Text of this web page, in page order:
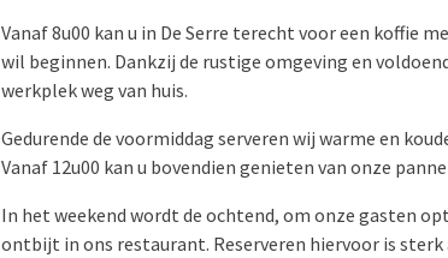
Vanaf 8u00 kan u in De Serre terecht voor een koffie
wil beginnen. Dankzij de rustige omgeving en
werkplek weg van huis.
Gedurende de voormiddag serveren wij warme en
Vanaf 12u00 kan u bovendien genieten van onze
In het weekend wordt de ochtend, om onze gasten
ontbijt in ons restaurant. Reserveren hiervoor is sterk